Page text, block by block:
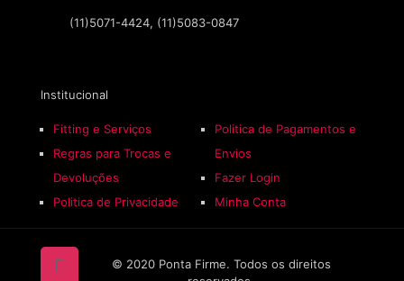
(11)5071-4424, (11)5083-0847
Institucional
Fitting e Serviços
Regras para Trocas e
Devoluções
Politica de Privacidade
Politica de Pagamentos e
Envios
Fazer Login
Minha Conta
© 2020 Ponta Firme. Todos os direitos